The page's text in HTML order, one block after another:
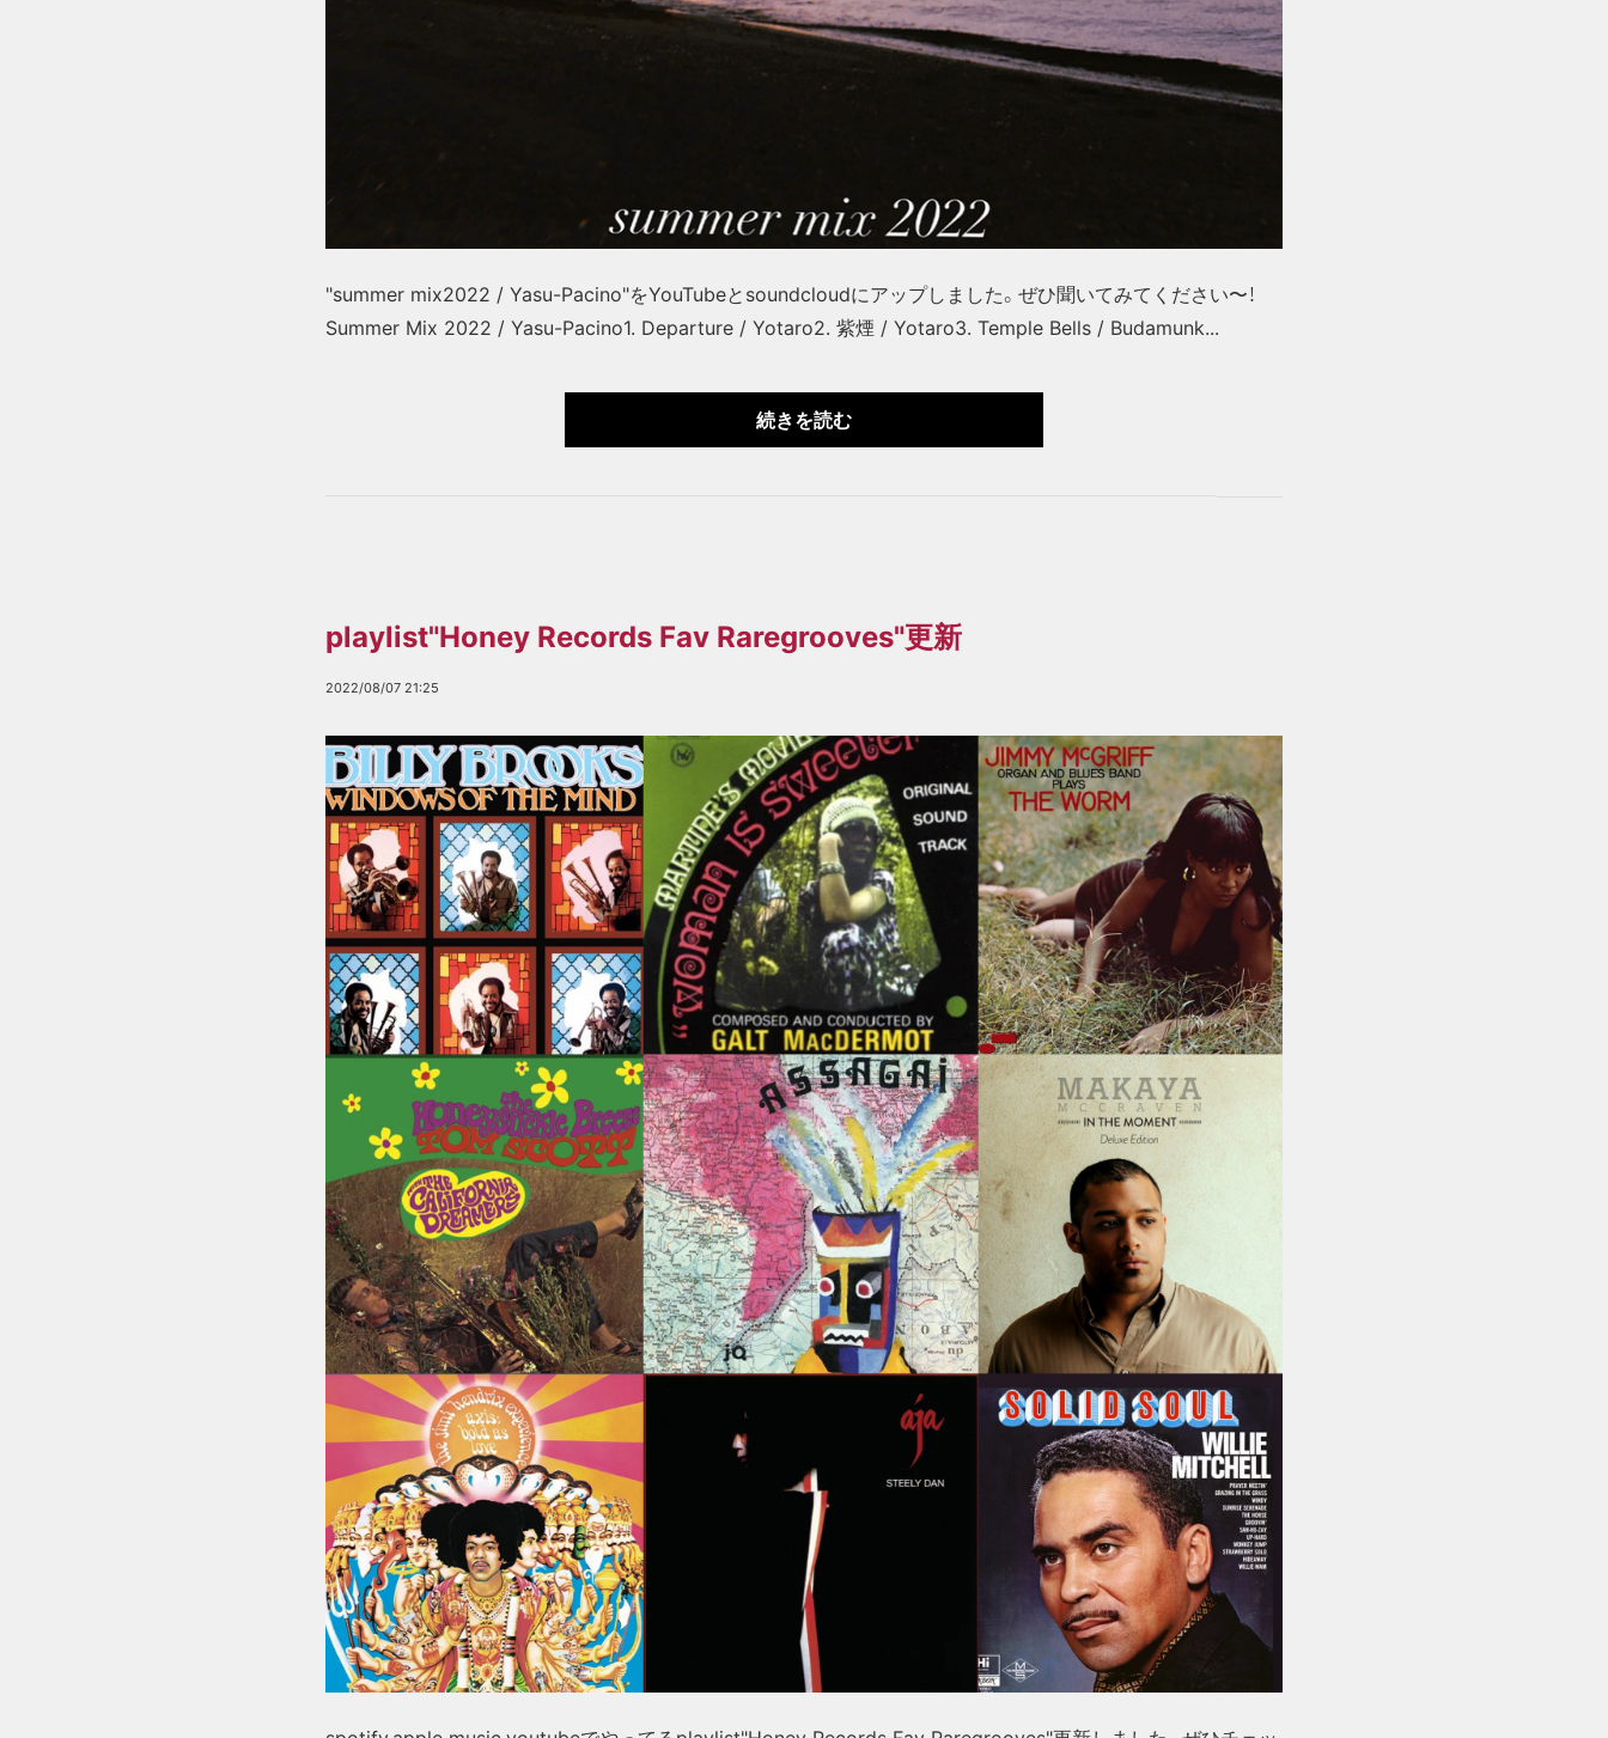
"summer mix2022 / Yasu-Pacino"をYouTubeとsoundcloudにアップしました。ぜひ聞いてみてください〜！
Summer Mix 2022 / Yasu-Pacino1. Departure / Yotaro2. 紫煙 / Yotaro3. Temple Bells / Budamunk...
続きを読む
playlist"Honey Records Fav Raregrooves"更新
2022/08/07 21:25